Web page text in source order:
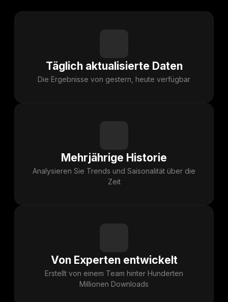
Täglich aktualisierte Daten
Die Ergebnisse von gestern, heute verfügbar
Mehrjährige Historie
Analysieren Sie Trends und Saisonalität über die
Zeit
Von Experten entwickelt
Erstellt von einem Team hinter Hunderten
Millionen Downloads